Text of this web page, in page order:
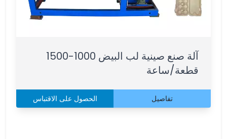
آلة صنع صينية لب البيض 1000-1500
قطعة/ساعة
تفاصيل الحصول على الاقتباس